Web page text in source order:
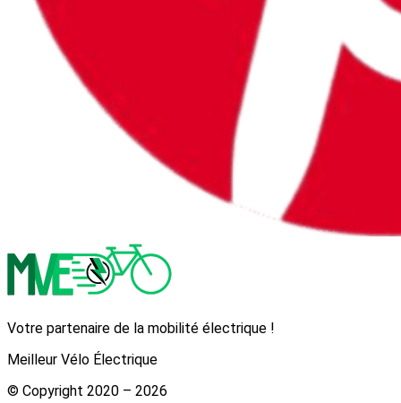
Votre partenaire de la mobilité électrique !
Meilleur Vélo Électrique
© Copyright 2020 – 2026